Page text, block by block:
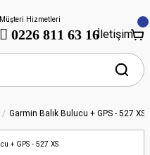
Müşteri Hizmetleri
0226 811 63 16İletişim
Garmin Balık Bulucu + GPS - 527 XS